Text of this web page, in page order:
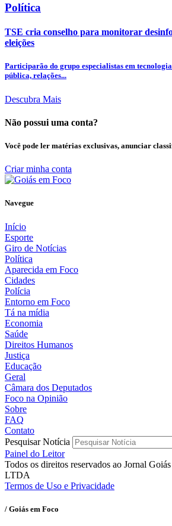
Política
TSE cria conselho para monitorar
eleições
Participarão do grupo especialistas em
pública, relações...
Descubra Mais
Não possui uma conta?
Você pode ler matérias exclusivas, anunciar
Criar minha conta
Navegue
Início
Esporte
Giro de Notícias
Política
Aparecida em Foco
Cidades
Polícia
Entorno em Foco
Tá na mídia
Economia
Saúde
Direitos Humanos
Justiça
Educação
Geral
Câmara dos Deputados
Foco na Opinião
Sobre
FAQ
Contato
Pesquisar Notícia
Painel do Leitor
Todos os direitos reservados ao Jornal
LTDA
Termos de Uso e Privacidade
/ Goiás em Foco